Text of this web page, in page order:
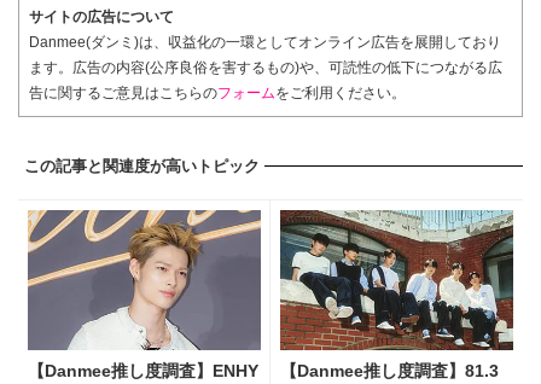
サイトの広告について
Danmee(ダンミ)は、収益化の一環としてオンライン広告を展開しており
ます。広告の内容(公序良俗を害するもの)や、可読性の低下につながる広
告に関するご意見はこちらのフォームをご利用ください。
この記事と関連度が高いトピック
【Danmee推し度調査】ENHY
【Danmee推し度調査】81.3